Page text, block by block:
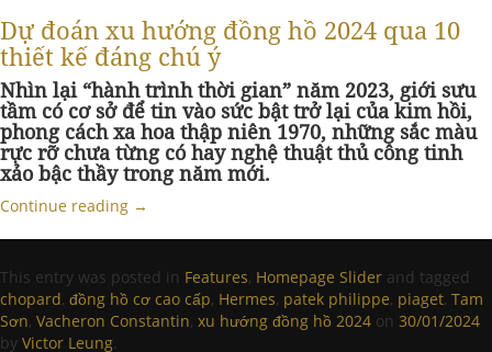
Dự đoán xu hướng đồng hồ 2024 qua 10
thiết kế đáng chú ý
Nhìn lại “hành trình thời gian” năm 2023, giới sưu
tầm có cơ sở để tin vào sức bật trở lại của kim hồi,
phong cách xa hoa thập niên 1970, những sắc màu
rực rỡ chưa từng có hay nghệ thuật thủ công tinh
xảo bậc thầy trong năm mới.
Continue reading →
This entry was posted in Features, Homepage Slider and tagged
chopard, đồng hồ cơ cao cấp, Hermes, patek philippe, piaget, Tam
Sơn, Vacheron Constantin, xu hướng đồng hồ 2024 on 30/01/2024
by Victor Leung.